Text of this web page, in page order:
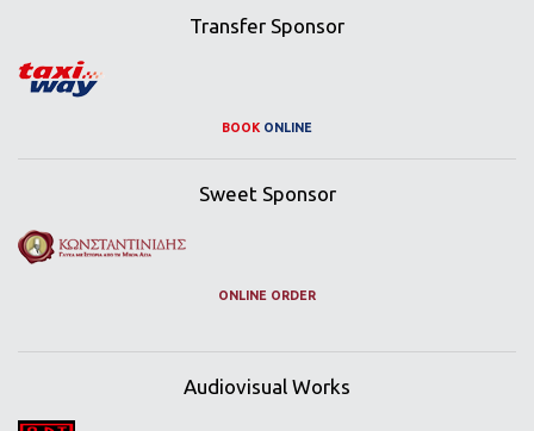
Transfer Sponsor
BOOK ONLINE
Sweet Sponsor
ONLINE ORDER
Audiovisual Works